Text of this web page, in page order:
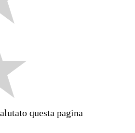
questa pagina